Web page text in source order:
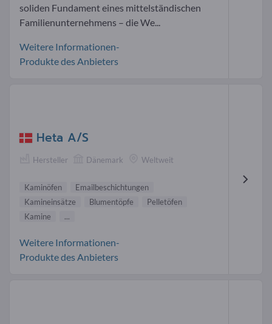
soliden Fundament eines mittelständischen
Familienunternehmens – die We...
Weitere Informationen-
Produkte des Anbieters
Heta A/S
Hersteller Dänemark Weltweit
Kaminöfen
Emailbeschichtungen
Kamineinsätze
Blumentöpfe
Pelletöfen
Kamine
...
Weitere Informationen-
Produkte des Anbieters